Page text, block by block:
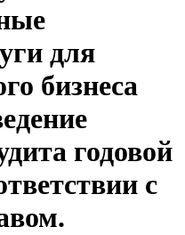
для
бизнеса
годовой
с